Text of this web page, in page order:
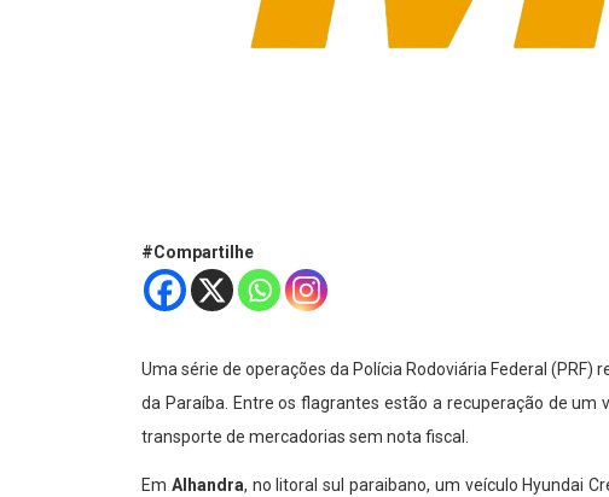
#Compartilhe
Uma série de operações da Polícia Rodoviária Federal
da Paraíba. Entre os flagrantes estão a recuperação de
transporte de mercadorias sem nota fiscal.
Em Alhandra, no litoral sul paraibano, um veículo Hyundai